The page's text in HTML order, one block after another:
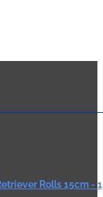
Rolls 15cm -